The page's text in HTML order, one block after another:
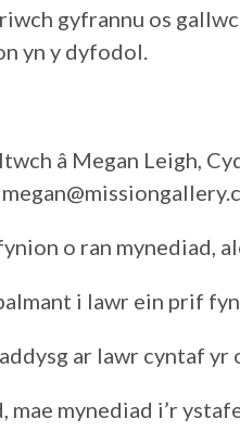
gyfrannu os
yn y dyfodol.
â Megan Leigh,
o ran mynediad,
i lawr ein prif
ar lawr cyntaf yr
mae mynediad i’r